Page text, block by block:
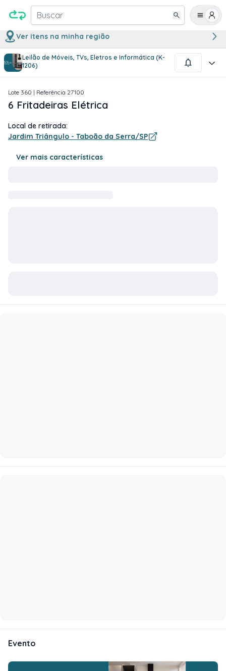
Buscar
Ver itens na minha região
Leilão de Móveis, TVs, Eletros e Informática (K-
1206)
1/1
Lote 360 | Referência 27100
6 Fritadeiras Elétrica
Local de retirada:
Jardim Triângulo - Taboão da Serra/SP
Ver mais características
Evento